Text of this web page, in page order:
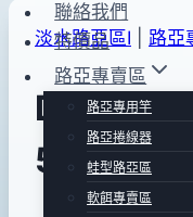
聯絡我們
特價品
路亞專賣區
路亞專用竿
路亞捲線器
蛙型路亞區
軟餌專賣區
淡水路亞區Ⅰ 路亞
DUO
50F魚型